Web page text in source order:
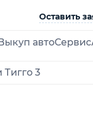
Оставить
Выкуп автоСервис
3